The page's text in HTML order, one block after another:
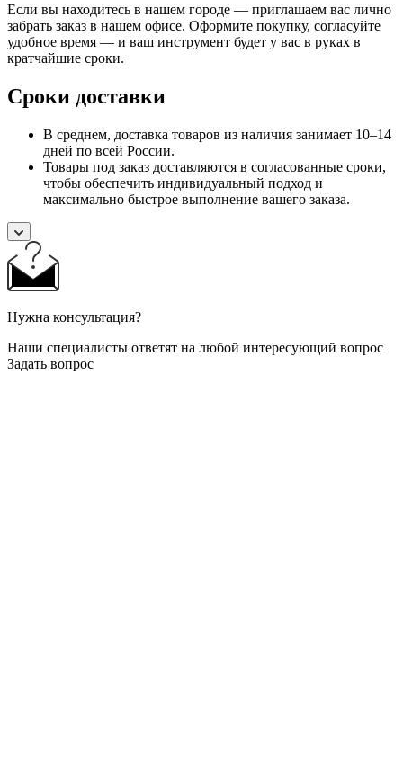
Если вы находитесь в нашем городе — приглашаем вас лично
забрать заказ в нашем офисе. Оформите покупку, согласуйте
удобное время — и ваш инструмент будет у вас в руках в
кратчайшие сроки.
Сроки доставки
В среднем, доставка товаров из наличия занимает 10–14
дней по всей России.
Товары под заказ доставляются в согласованные сроки,
чтобы обеспечить индивидуальный подход и
максимально быстрое выполнение вашего заказа.
Нужна консультация?
Наши специалисты ответят на любой интересующий вопрос
Задать вопрос